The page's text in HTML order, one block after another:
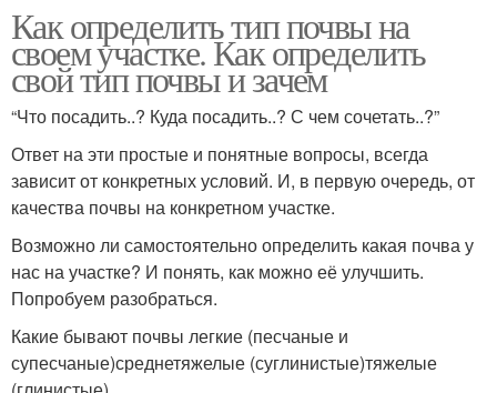
Как определить тип почвы на
своем участке. Как определить
свой тип почвы и зачем
“Что посадить..? Куда посадить..? С чем сочетать..?”
Ответ на эти простые и понятные вопросы, всегда
зависит от конкретных условий. И, в первую очередь, от
качества почвы на конкретном участке.
Возможно ли самостоятельно определить какая почва у
нас на участке? И понять, как можно её улучшить.
Попробуем разобраться.
Какие бывают почвы легкие (песчаные и
супесчаные)среднетяжелые (суглинистые)тяжелые